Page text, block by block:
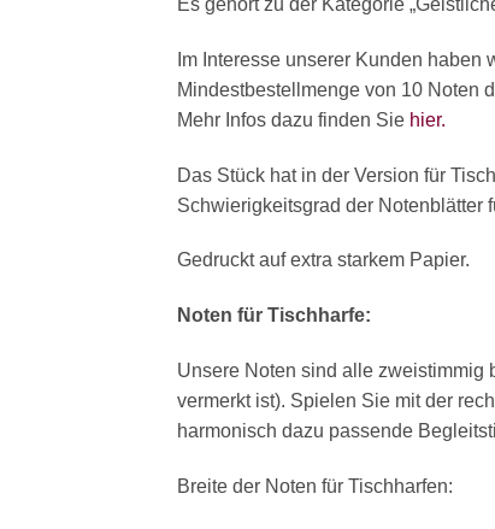
Es gehört zu der Kategorie
Im Interesse unserer Kunden haben
Mindestbestellmenge von 10 Noten
Mehr Infos dazu finden Sie hier.
Das Stück hat in der Version für
Schwierigkeitsgrad der Notenblätter
Gedruckt auf extra starkem Papier.
Noten für Tischharfe:
Unsere Noten sind alle zweistimmig
vermerkt ist). Spielen Sie mit der
harmonisch dazu passende
Breite der Noten für Tischharfen: